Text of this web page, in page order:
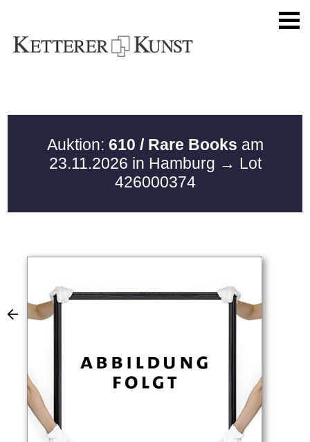
Auktion: 610 / Rare Books am
23.11.2026 in Hamburg → Lot
426000374